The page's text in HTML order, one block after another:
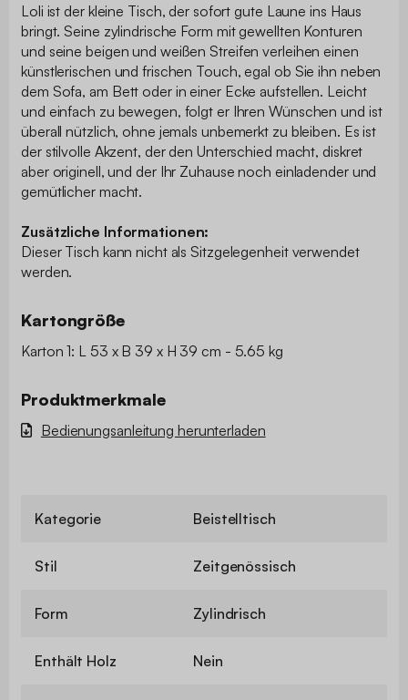
Loli ist der kleine Tisch, der sofort gute Laune ins Haus
bringt. Seine zylindrische Form mit gewellten Konturen
und seine beigen und weißen Streifen verleihen einen
künstlerischen und frischen Touch, egal ob Sie ihn neben
dem Sofa, am Bett oder in einer Ecke aufstellen. Leicht
und einfach zu bewegen, folgt er Ihren Wünschen und ist
überall nützlich, ohne jemals unbemerkt zu bleiben. Es ist
der stilvolle Akzent, der den Unterschied macht, diskret
aber originell, und der Ihr Zuhause noch einladender und
gemütlicher macht.
Zusätzliche Informationen:
Dieser Tisch kann nicht als Sitzgelegenheit verwendet
werden.
Kartongröße
Karton 1: L 53 x B 39 x H 39 cm - 5.65 kg
Produktmerkmale
Bedienungsanleitung herunterladen
Kategorie Beistelltisch
Stil Zeitgenössisch
Form Zylindrisch
Enthält Holz Nein